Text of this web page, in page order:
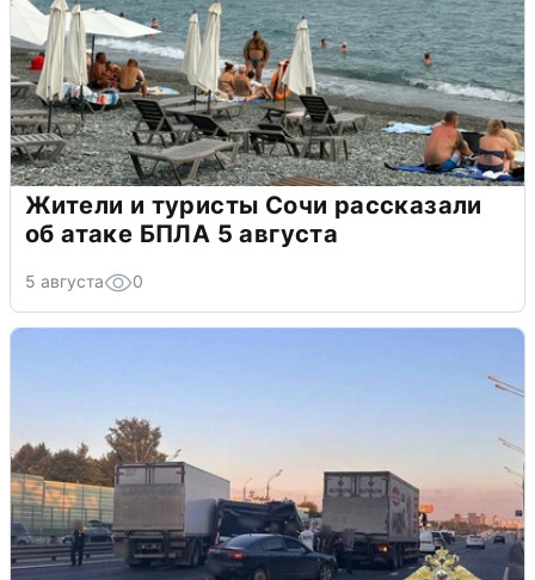
Жители и туристы Сочи рассказали
об атаке БПЛА 5 августа
5 августа 0